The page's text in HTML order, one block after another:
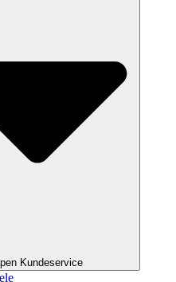
Kundeservice